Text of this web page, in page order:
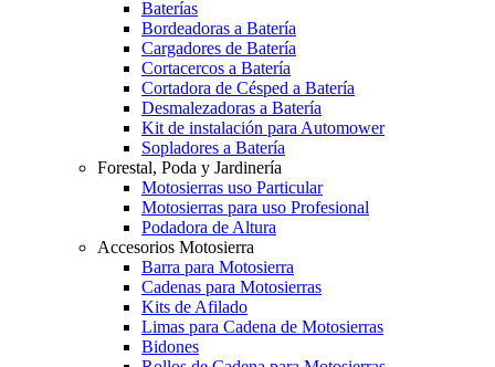
Baterías
Bordeadoras a Batería
Cargadores de Batería
Cortacercos a Batería
Cortadora de Césped a Batería
Desmalezadoras a Batería
Kit de instalación para Automower
Sopladores a Batería
Forestal, Poda y Jardinería
Motosierras uso Particular
Motosierras para uso Profesional
Podadora de Altura
Accesorios Motosierra
Barra para Motosierra
Cadenas para Motosierras
Kits de Afilado
Limas para Cadena de Motosierras
Bidones